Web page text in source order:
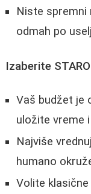
Niste spremni
odmah po
Izaberite
Vaš budžet je
uložite vreme
Najviše
humano
Volite